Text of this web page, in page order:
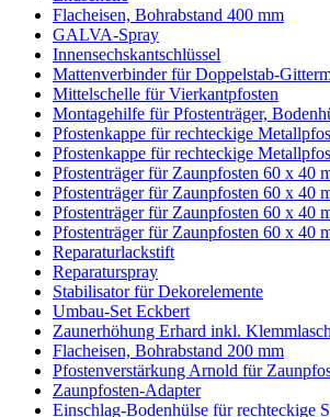
Flacheisen, Bohrabstand 400 mm
GALVA-Spray
Innensechskantschlüssel
Mattenverbinder für Doppelstab-
Mittelschelle für Vierkantpfosten
Montagehilfe für Pfostenträger,
Pfostenkappe für rechteckige
Pfostenkappe für rechteckige
Pfostenträger für Zaunpfosten 60 x 40
Pfostenträger für Zaunpfosten 60 x 40
Pfostenträger für Zaunpfosten 60 x 40
Pfostenträger für Zaunpfosten 60 x 40
Reparaturlackstift
Reparaturspray
Stabilisator für Dekorelemente
Umbau-Set Eckbert
Zaunerhöhung Erhard inkl.
Flacheisen, Bohrabstand 200 mm
Pfostenverstärkung Arnold für
Zaunpfosten-Adapter
Einschlag-Bodenhülse für rechteckige